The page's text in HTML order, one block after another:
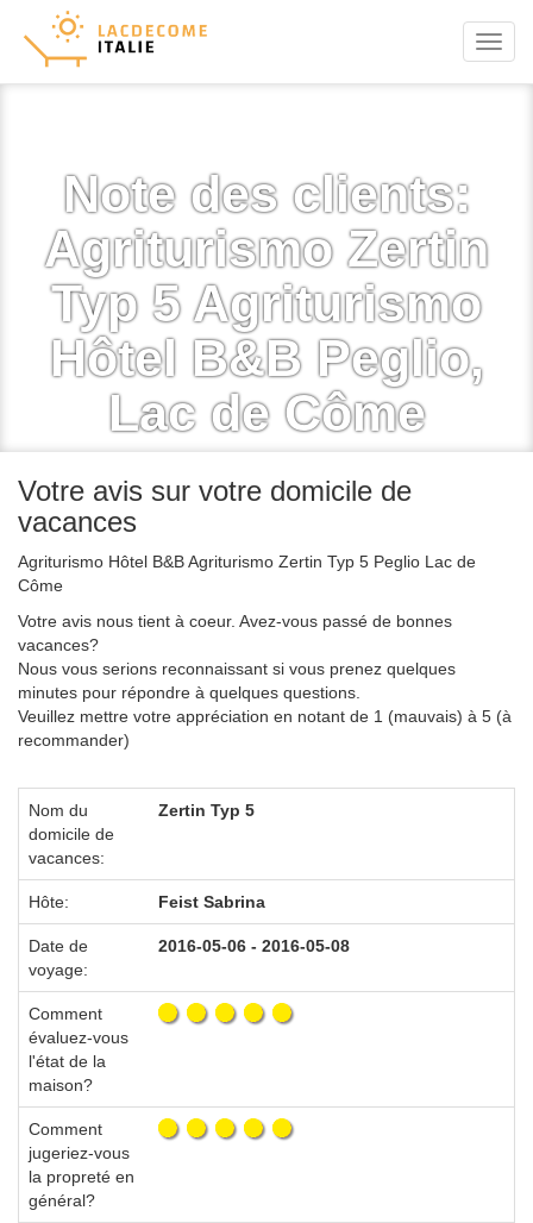
Menu
Note des clients:
Agriturismo Zertin
Typ 5 Agriturismo
Hôtel B&B Peglio,
Lac de Côme
Votre avis sur votre domicile de
vacances
Agriturismo Hôtel B&B Agriturismo Zertin Typ 5 Peglio Lac de
Côme
Votre avis nous tient à coeur. Avez-vous passé de bonnes
vacances?
Nous vous serions reconnaissant si vous prenez quelques
minutes pour répondre à quelques questions.
Veuillez mettre votre appréciation en notant de 1 (mauvais) à 5 (à
recommander)
Nom du
domicile de
vacances:
Zertin Typ 5
Hôte: Feist Sabrina
Date de
voyage:
2016-05-06 - 2016-05-08
Comment
évaluez-vous
l'état de la
maison?
Comment
jugeriez-vous
la propreté en
général?